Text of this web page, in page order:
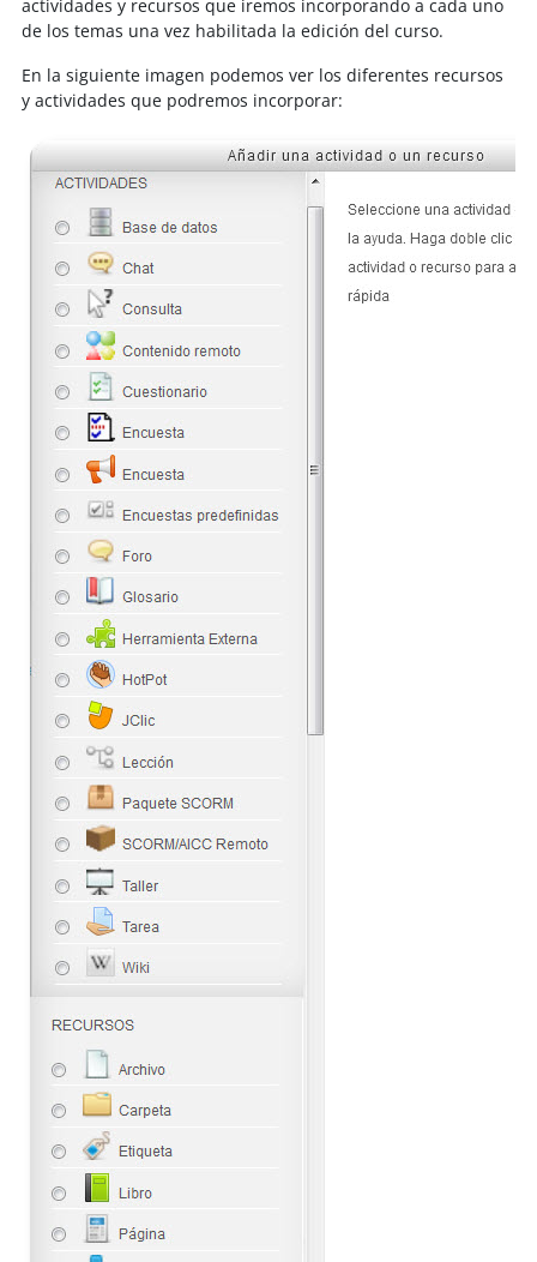
actividades y recursos que iremos incorporando a cada uno
de los temas una vez habilitada la edición del curso.
En la siguiente imagen podemos ver los diferentes recursos
y actividades que podremos incorporar: